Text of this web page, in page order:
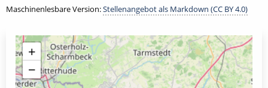
Maschinenlesbare Version:Stellenangebot als Markdown (CC BY 4.0)
+
−